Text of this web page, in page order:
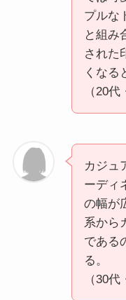
プルな
と組み
された
くなる
（20代
カジュ
ーディ
の幅が
系から
である
る。
（30代